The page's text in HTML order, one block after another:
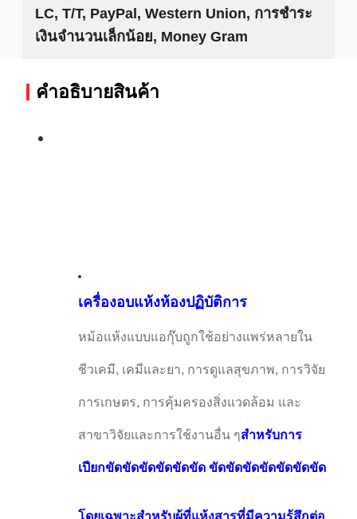
LC, T/T, PayPal, Western Union, การชำระ
เงินจำนวนเล็กน้อย, Money Gram
คําอธิบายสินค้า
เครื่องอบแห้งห้องปฏิบัติการ
หม้อแห้งแบบแอกุ๊บถูกใช้อย่างแพร่หลายใน
ชีวเคมี, เคมีและยา, การดูแลสุขภาพ, การวิจัย
การเกษตร, การคุ้มครองสิ่งแวดล้อม และ
สาขาวิจัยและการใช้งานอื่น ๆสําหรับการ
เปียกขัดขัดขัดขัดขัดขัด ขัดขัดขัดขัดขัดขัดขัด